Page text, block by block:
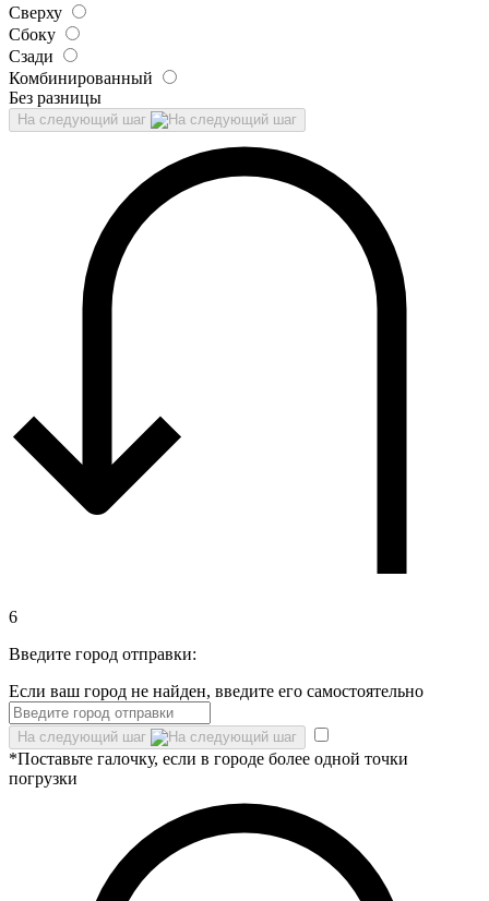
Сверху
Сбоку
Сзади
Комбинированный
Без разницы
На следующий шаг
6
Введите город отправки:
Если ваш город не найден, введите его самостоятельно
На следующий шаг
*Поставьте галочку, если в городе более одной точки
погрузки